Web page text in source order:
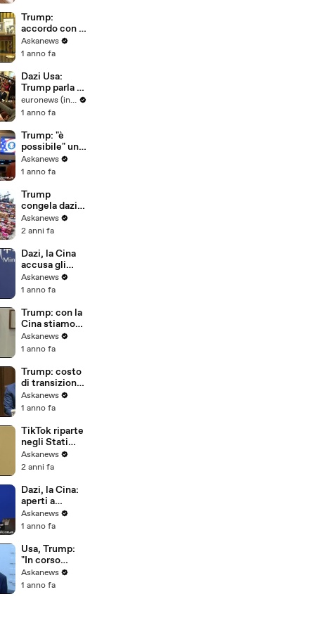
Trump:
accordo con la
Cina chiuso,
Pechino
rare
Askanews
1 anno fa
Dazi Usa:
Trump parla di
colloqui
commerciali
Pechino nega
euronews (in Italiano)
1 anno fa
Trump: "è
possibile" un
accordo
commerciale
Askanews
1 anno fa
Trump
congela dazi a
Messico e
Canada e
la Cina
Askanews
2 anni fa
Dazi, la Cina
accusa gli
Stati Uniti di
"bullismo
Askanews
1 anno fa
Trump: con la
Cina stiamo
andando bene,
sarà accordo
equo
Askanews
1 anno fa
Trump: costo
di transizione
per i dazi, ma
andrà tutto
Askanews
1 anno fa
TikTok riparte
negli Stati
Uniti, Trump:
"Dobbiamo
Askanews
2 anni fa
Dazi, la Cina:
aperti a
dialogo ma no
a pressioni o
Usa
Askanews
1 anno fa
Usa, Trump:
"In corso
trattative con
la Cina sui
Askanews
1 anno fa